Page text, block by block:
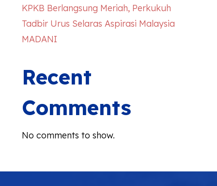
KPKB Berlangsung Meriah, Perkukuh
Tadbir Urus Selaras Aspirasi Malaysia
MADANI
Recent
Comments
No comments to show.